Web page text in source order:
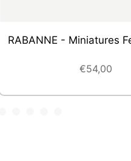
VALENTINO - Valentina
€48,00